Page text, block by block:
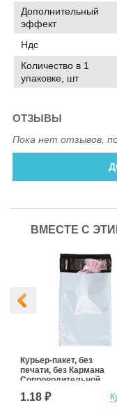
Дополнительный
эффект
Ндс
Количество в 1
упаковке, шт
ОТЗЫВЫ
Пока нет отзывов,
ВМЕСТЕ С
Курьер-пакет, без
печати, без Кармана
Сопроводительной
Документации 107х165
мм (для
1.18 ₽